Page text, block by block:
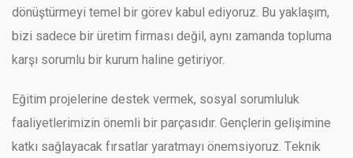
dönüştürmeyi temel bir görev kabul ediyoruz. Bu yaklaşım,
bizi sadece bir üretim firması değil, aynı zamanda topluma
karşı sorumlu bir kurum haline getiriyor.
Eğitim projelerine destek vermek, sosyal sorumluluk
faaliyetlerimizin önemli bir parçasıdır. Gençlerin gelişimine
katkı sağlayacak fırsatlar yaratmayı önemsiyoruz. Teknik